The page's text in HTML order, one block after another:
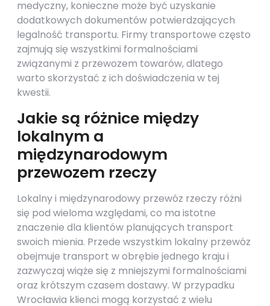
medyczny, konieczne może być uzyskanie
dodatkowych dokumentów potwierdzających
legalność transportu. Firmy transportowe często
zajmują się wszystkimi formalnościami
związanymi z przewozem towarów, dlatego
warto skorzystać z ich doświadczenia w tej
kwestii.
Jakie są różnice między
lokalnym a
międzynarodowym
przewozem rzeczy
Lokalny i międzynarodowy przewóz rzeczy różni
się pod wieloma względami, co ma istotne
znaczenie dla klientów planujących transport
swoich mienia. Przede wszystkim lokalny przewóz
obejmuje transport w obrębie jednego kraju i
zazwyczaj wiąże się z mniejszymi formalnościami
oraz krótszym czasem dostawy. W przypadku
Wrocławia klienci mogą korzystać z wielu